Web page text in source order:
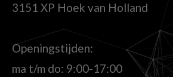
3151 XP Hoek van Holland
Openingstijden:
ma t/m do: 9:00-17:00